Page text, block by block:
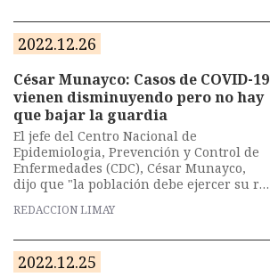
2022.12.26
César Munayco: Casos de COVID-19
vienen disminuyendo pero no hay
que bajar la guardia
El jefe del Centro Nacional de
Epidemiologia, Prevención y Control de
Enfermedades (CDC), César Munayco,
dijo que "la población debe ejercer su rol
la vacuna contra la COVID-19, ya que no
adelante.
REDACCION LIMAY
2022.12.25